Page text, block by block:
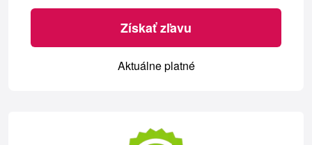
Získať zľavu
Aktuálne platné